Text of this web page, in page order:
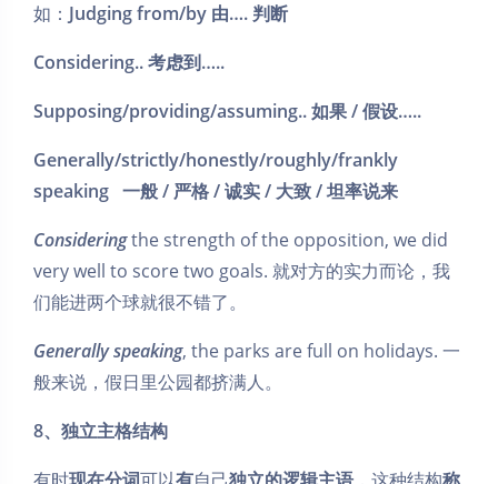
如： Judging from/by 由…. 判断
Considering.. 考虑到…..
Supposing/providing/assuming.. 如果 / 假设…..
Generally/strictly/honestly/roughly/frankly
speaking 一般 / 严格 / 诚实 / 大致 / 坦率说来
Consideringthe strength of the opposition, we did
very well to score two goals. 就对方的实力而论，我
们能进两个球就很不错了。
Generally speaking, the parks are full on holidays. 一
般来说，假日里公园都挤满人。
8、独立主格结构